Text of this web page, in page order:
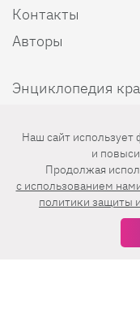
Контакты
Авторы
Энциклопедия
Политика
Мы в соцсетях
Наш сайт использует
и
Продолжая
c использованием
политики защиты